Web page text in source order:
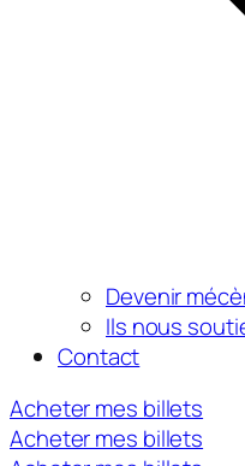
Devenir
Ils nous
Contact
Acheter mes billets
Acheter mes billets